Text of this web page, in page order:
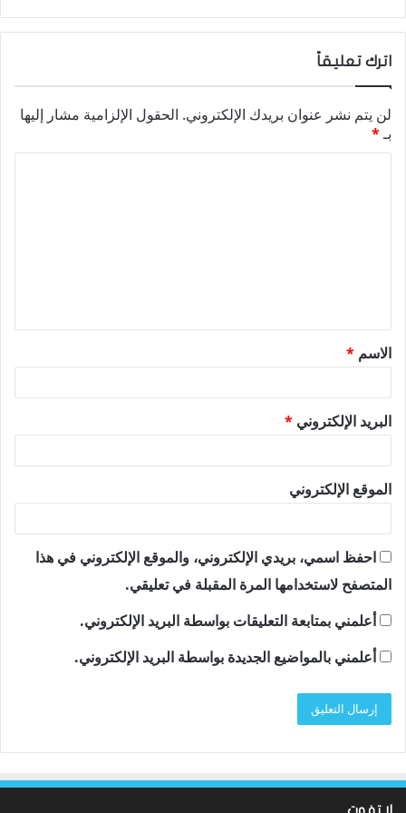
اترك تعليقاً
لن يتم نشر عنوان بريدك الإلكتروني. الحقول الإلزامية مشار إليها
بـ*
ق
*
الاسم *
البريد الإلكتروني *
الموقع الإلكتروني
احفظ اسمي، بريدي الإلكتروني، والموقع الإلكتروني في هذا
المتصفح لاستخدامها المرة المقبلة في تعليقي.
أعلمني بمتابعة التعليقات بواسطة البريد الإلكتروني.
أعلمني بالمواضيع الجديدة بواسطة البريد الإلكتروني.